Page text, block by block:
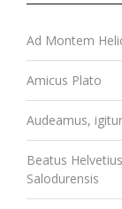
Ad Montem
Amicus Plato
Audeamus,
Beatus Helvetius
Salodurensis